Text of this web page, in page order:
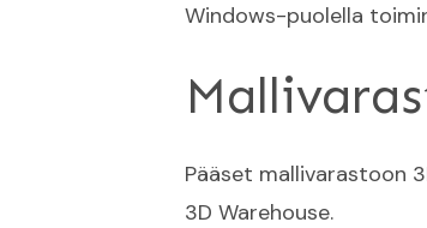
Windows-puolella
Pääset mallivarastoon
3D Warehouse.